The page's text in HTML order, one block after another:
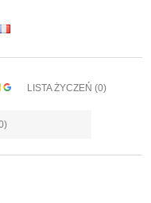
LISTA ŻYCZEŃ (0)